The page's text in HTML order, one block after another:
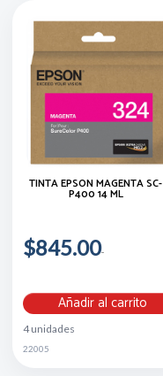
TINTA EPSON MAGENTA SC-
P400 14 ML
$845.00
Añadir al carrito
4 unidades
22005